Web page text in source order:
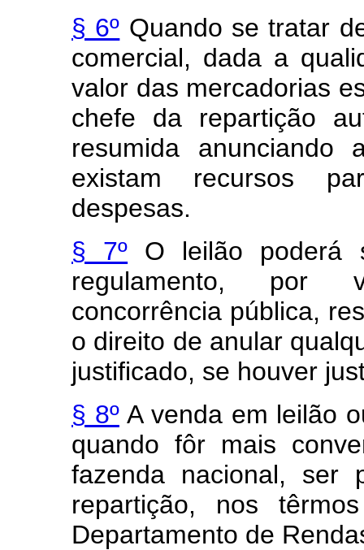
§ 6º Quando se tratar
comercial, dada a
valor das mercadorias
chefe da repartição
resumida anunciando
existam recursos
despesas.
§ 7º O leilão poderá
regulamento, por
concorrência pública,
o direito de anular
justificado, se houver
§ 8ºA venda em leilão
quando fôr mais
fazenda nacional, ser
repartição, nos
Departamento de